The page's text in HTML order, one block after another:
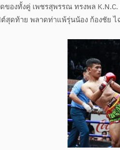
ของทั้งคู่ เพชรสุพรรณ ทรงพล
สุดท้าย พลาดท่าแพ้รุ่นน้อง ก้องชัย ไ